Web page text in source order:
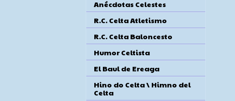
Anécdotas Celestes
R.C. Celta Atletismo
R.C. Celta Baloncesto
Humor Celtista
El Baul de Ereaga
Hino do Celta \ Himno del
Celta